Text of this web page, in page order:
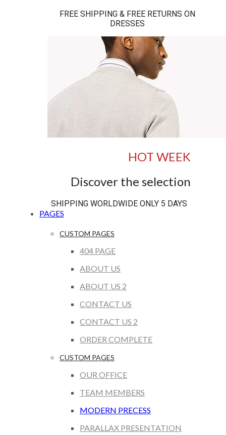
FREE SHIPPING & FREE RETURNS ON
DRESSES
HOT WEEK
Discover the selection
SHIPPING WORLDWIDE ONLY 5 DAYS
PAGES
CUSTOM PAGES
404 PAGE
ABOUT US
ABOUT US 2
CONTACT US
CONTACT US 2
ORDER COMPLETE
CUSTOM PAGES
OUR OFFICE
TEAM MEMBERS
MODERN PRECESS
PARALLAX PRESENTATION